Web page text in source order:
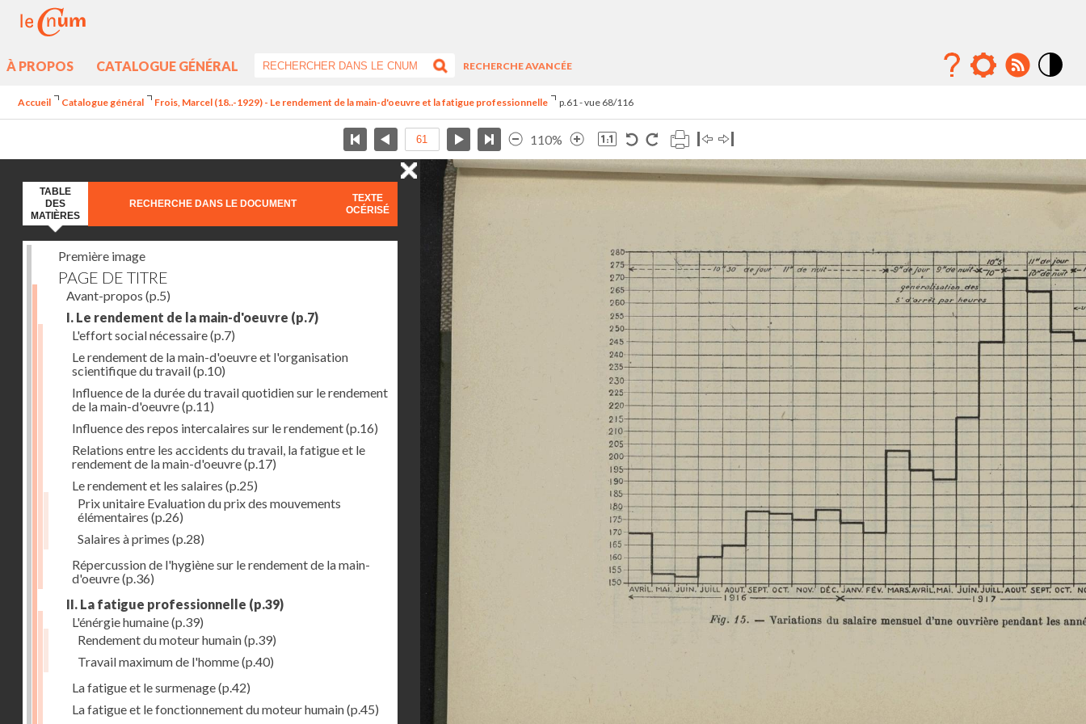
À PROPOS CATALOGUE GÉNÉRAL
RECHERCHE AVANCÉE
Accueil Catalogue général Frois, Marcel (18..-1929) - Le rendement de la main-d'oeuvre et la fatigue professionnelle p.61 - vue 68/116
110%
TABLE
DES
MATIÈRES
RECHERCHE DANS LE DOCUMENT
TEXTE
OCÉRISÉ
Première image
PAGE DE TITRE
Avant-propos (p.5)
I. Le rendement de la main-d'oeuvre (p.7)
L'effort social nécessaire(p.7)
Le rendement de la main-d'oeuvre et l'organisation
scientifique du travail(p.10)
Influence de la durée du travail quotidien sur le rendement
de la main-d'oeuvre(p.11)
Influence des repos intercalaires sur le rendement(p.16)
Relations entre les accidents du travail, la fatigue et le
rendement de la main-d'oeuvre(p.17)
Le rendement et les salaires (p.25)
Prix unitaire Evaluation du prix des mouvements
élémentaires (p.26)
Salaires à primes (p.28)
Répercussion de l'hygiène sur le rendement de la main-
d'oeuvre(p.36)
II. La fatigue professionnelle (p.39)
L'énérgie humaine(p.39)
Rendement du moteur humain(p.39)
Travail maximum de l'homme(p.40)
La fatigue et le surmenage(p.42)
La fatigue et le fonctionnement du moteur humain(p.45)